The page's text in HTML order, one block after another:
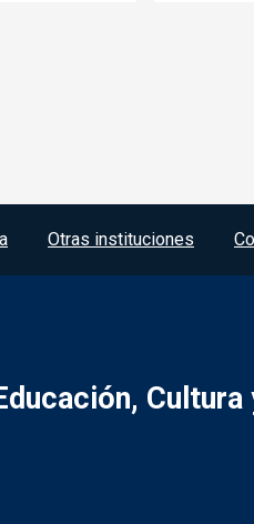
Otras instituciones
Cultura